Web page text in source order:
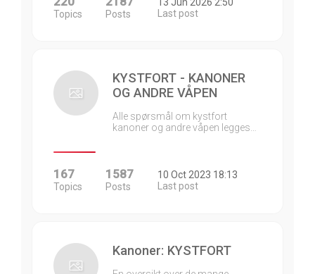
Topics Posts
Last post
KYSTFORT - KANONER
OG ANDRE VÅPEN
Alle spørsmål om kystfort
kanoner og andre våpen legges…
167
Topics
1587
Posts
10 Oct 2023 18:13
Last post
Kanoner: KYSTFORT